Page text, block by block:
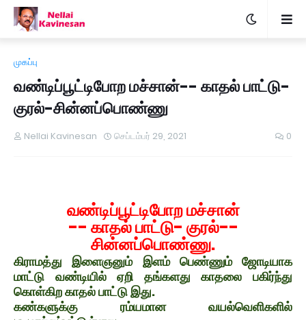
முகப்பு
வண்டிப்பூட்டிபோற மச்சான்-- காதல் பாட்டு-
குரல்-சின்னப்பொண்ணு
Nellai Kavinesan செப்டம்பர் 29, 2021 0
வண்டிப்பூட்டிபோற மச்சான்
-- காதல் பாட்டு- குரல்--
சின்னப்பொண்ணு.
கிராமத்து இளைஞனும் இளம் பெண்ணும் ஜோடியாக
மாட்டு வண்டியில் ஏறி தங்களது காதலை பகிர்ந்து
கொள்கிற காதல் பாட்டு இது.
கண்களுக்கு ரம்யமான வயல்வெளிகளில்